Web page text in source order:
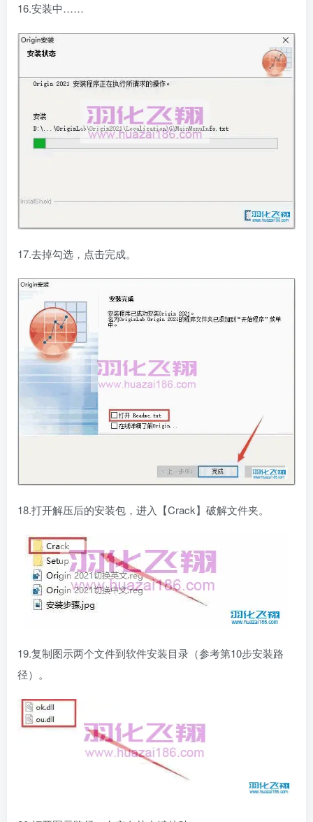
16.安装中……
17.去掉勾选，点击完成。
18.打开解压后的安装包，进入【Crack】破解文件夹。
19.复制图示两个文件到软件安装目录（参考第10步安装路
径）。